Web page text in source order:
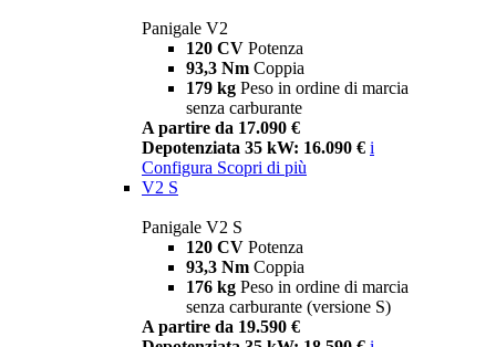
Panigale V2
120 CV Potenza
93,3 Nm Coppia
179 kg Peso in ordine di marcia
senza carburante
A partire da 17.090 €
Depotenziata 35 kW: 16.090 € i
Configura Scopri di più
V2 S
Panigale V2 S
120 CV Potenza
93,3 Nm Coppia
176 kg Peso in ordine di marcia
senza carburante (versione S)
A partire da 19.590 €